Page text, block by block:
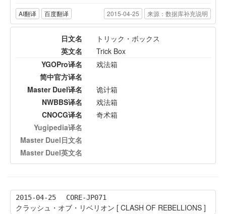
AI翻译 百度翻译 2015-04-25 来源：数据库补充说明
日文名
トリック・ボックス
英文名
Trick Box
YGOPro译名
戏法箱
简中官方译名
Master Duel译名
诡计箱
NWBBS译名
戏法箱
CNOCG译名
奇术箱
Yugipedia译名
Master Duel日文名
Master Duel英文名
2015-04-25 CORE-JP071
クラッシュ・オブ・リベリオン [ CLASH OF REBELLIONS ]